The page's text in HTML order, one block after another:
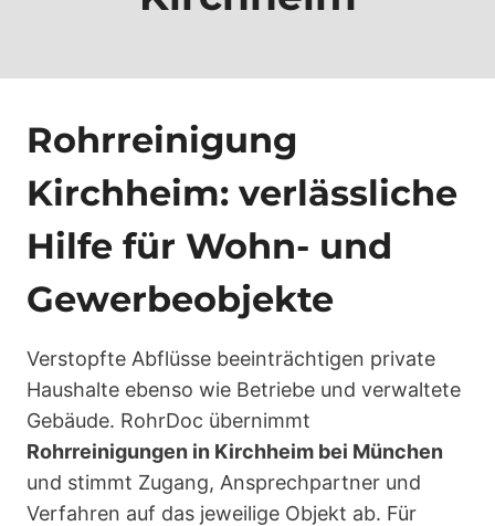
Rohrreinigung
Kirchheim: verlässliche
Hilfe für Wohn- und
Gewerbeobjekte
Verstopfte Abflüsse beeinträchtigen private
Haushalte ebenso wie Betriebe und verwaltete
Gebäude. RohrDoc übernimmt
Rohrreinigungen in Kirchheim bei München
und stimmt Zugang, Ansprechpartner und
Verfahren auf das jeweilige Objekt ab. Für